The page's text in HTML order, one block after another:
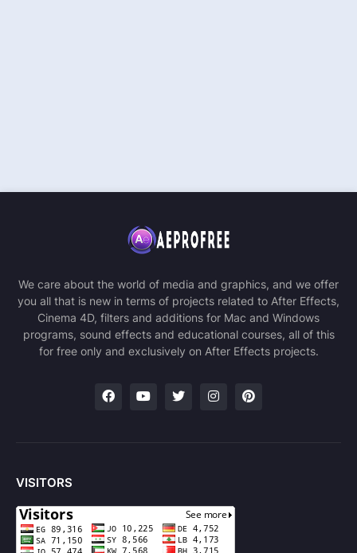
We care about the world of media and graphics, and we offer
you all that is new in terms of projects related to After Effects,
Cinema 4D, filters and additions for Mac and Windows
programs, sound effects and educational courses, all of this
for free only and exclusively on After Effects projects.
VISITORS